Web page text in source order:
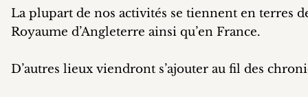
La plupart de nos activités se tiennent en terres
Royaume d’Angleterre ainsi qu’en France.
D’autres lieux viendront s’ajouter au fil des